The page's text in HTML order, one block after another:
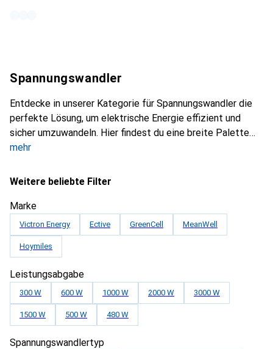
Spannungswandler
Entdecke in unserer Kategorie für Spannungswandler die
perfekte Lösung, um elektrische Energie effizient und
sicher umzuwandeln. Hier findest du eine breite Palette
mehr
Weitere beliebte Filter
Marke
Victron Energy Ective GreenCell MeanWell
Hoymiles
Leistungsabgabe
300 W 600 W 1000 W 2000 W 3000 W
1500 W 500 W 480 W
Spannungswandlertyp